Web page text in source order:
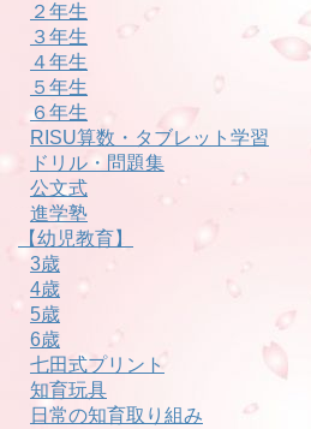
２年生
３年生
４年生
５年生
６年生
RISU算数・タブレット学習
ドリル・問題集
公文式
進学塾
【幼児教育】
3歳
4歳
5歳
6歳
七田式プリント
知育玩具
日常の知育取り組み